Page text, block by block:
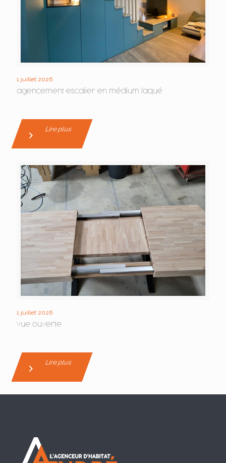
1 juillet 2026
agencement escalier en médium laqué
Lire plus
1 juillet 2026
vue ouverte
Lire plus